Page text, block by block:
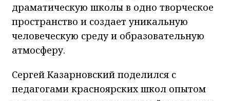
драматическую школы в одно творческое
пространство и создает уникальную
человеческую среду и образовательную
атмосферу.
Сергей Казарновский поделился с
педагогами красноярских школ опытом